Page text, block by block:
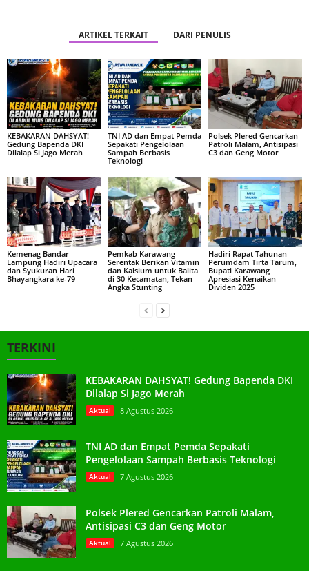
ARTIKEL TERKAIT DARI PENULIS
KEBAKARAN DAHSYAT!
Gedung Bapenda DKI
Dilalap Si Jago Merah
TNI AD dan Empat Pemda
Sepakati Pengelolaan
Sampah Berbasis
Teknologi
Polsek Plered Gencarkan
Patroli Malam, Antisipasi
C3 dan Geng Motor
Kemenag Bandar
Lampung Hadiri Upacara
dan Syukuran Hari
Bhayangkara ke-79
Pemkab Karawang
Serentak Berikan Vitamin
dan Kalsium untuk Balita
di 30 Kecamatan, Tekan
Angka Stunting
Hadiri Rapat Tahunan
Perumdam Tirta Tarum,
Bupati Karawang
Apresiasi Kenaikan
Dividen 2025
TERKINI
KEBAKARAN DAHSYAT! Gedung Bapenda DKI
Dilalap Si Jago Merah
Aktual 8 Agustus 2026
TNI AD dan Empat Pemda Sepakati
Pengelolaan Sampah Berbasis Teknologi
Aktual 7 Agustus 2026
Polsek Plered Gencarkan Patroli Malam,
Antisipasi C3 dan Geng Motor
Aktual 7 Agustus 2026